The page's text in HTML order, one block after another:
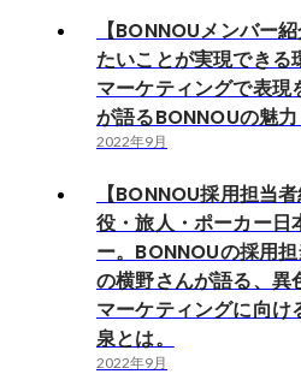
【BONNOUメンバー
たいことが実現できる
マーケティングで表現
が語るBONNOUの魅力
2022年9月
【BONNOU採用担当
役・旅人・ポーカー日
ー。BONNOUの採用
の横野さんが語る、異
マーケティングに向け
泉とは。
2022年9月